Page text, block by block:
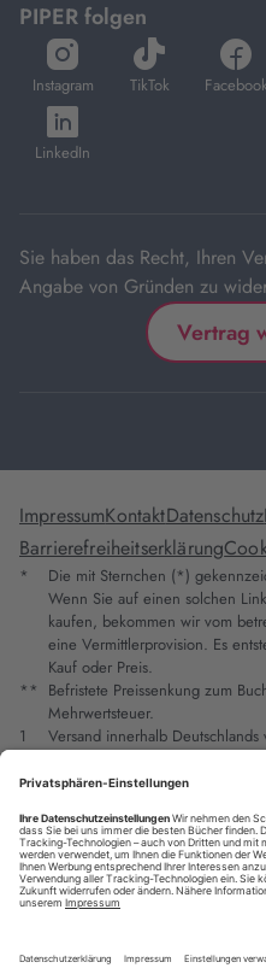
PIPER folgen
Instagram
öffnet
in
neuem
Tab
TikTok
öffnet
in
Facebook
öffnet
in
LinkedIn
öffnet
in
Sie haben das Recht, Ihren
Angabe von Gründen zu
Vertrag
ImpressumKontaktDatenschutz
Barrierefreiheitserklärung
*
Die mit Sternchen (*)
Wenn Sie auf einen solchen
kaufen, bekommen wir vom
eine Vermittlerprovision. Es
Kauf oder Preis.
** Befristete Preissenkung zum
Mehrwertsteuer.
1
Versand innerhalb
2
Vorbestellung ab 30 Tage vor